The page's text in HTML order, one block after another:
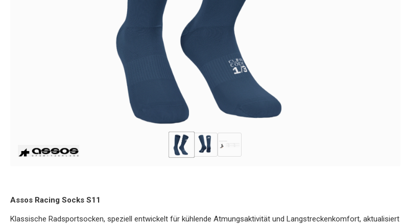
Assos Racing Socks S11
Klassische Radsportsocken, speziell entwickelt für kühlende Atmungsaktivität und Langstreckenkomfort, aktualisiert